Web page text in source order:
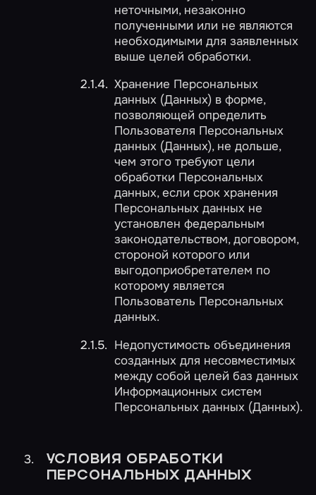
неточными, незаконно
полученными или не являются
необходимыми для заявленных
выше целей обработки.
Хранение Персональных
данных (Данных) в форме,
позволяющей определить
Пользователя Персональных
данных (Данных), не дольше,
чем этого требуют цели
обработки Персональных
данных, если срок хранения
Персональных данных не
установлен федеральным
законодательством, договором,
стороной которого или
выгодоприобретателем по
которому является
Пользователь Персональных
данных.
Недопустимость объединения
созданных для несовместимых
между собой целей баз данных
Информационных систем
Персональных данных (Данных).
УСЛОВИЯ ОБРАБОТКИ
ПЕРСОНАЛЬНЫХ ДАННЫХ